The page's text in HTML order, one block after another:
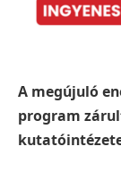
A megújuló
program